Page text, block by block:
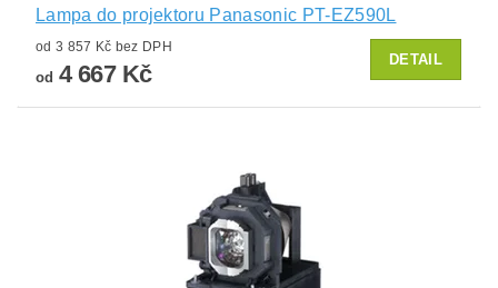
Lampa do projektoru Panasonic PT-EZ590L
od 3 857 Kč bez DPH
od 4 667 Kč
DETAIL